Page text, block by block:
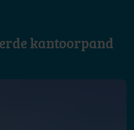
kantoorpand